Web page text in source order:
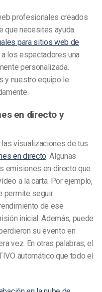
profesionales creados
que necesites ayuda.
para sitios web de
los espectadores una
personalizada.
y nuestro equipo le
en directo y
visualizaciones de tus
en directo. Algunas
emisiones en directo que
a la carta. Por ejemplo,
permite seguir
de ese
inicial. Además, puede
su evento en
vez. En otras palabras, el
automático que todo el